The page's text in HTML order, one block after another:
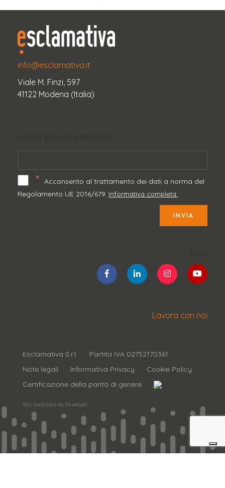
info@esclamativa.it
Viale M. Finzi, 597
41122 Modena (Italia)
* Acconsento al trattamento dei dati a norma del
Regolamento UE 2016/679. Informativa completa.
INVIA
Lavora con noi
Esclamativa S.r.l.
Partita IVA 02752170361
Note legali
Informativa Privacy
Cookie Policy
Certificazione della parità di genere